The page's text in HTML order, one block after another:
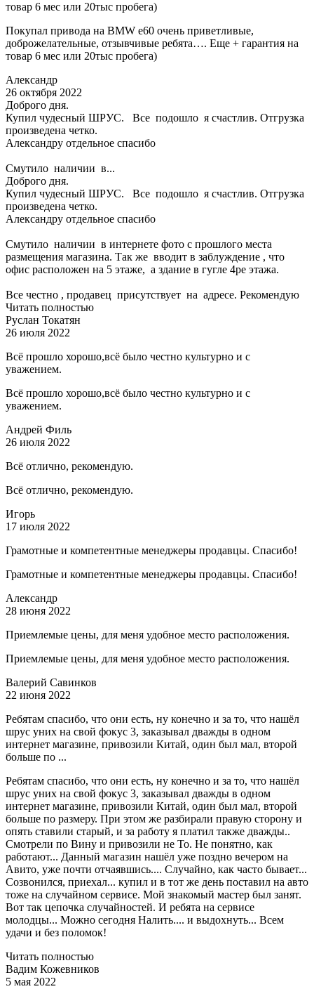
товар 6 мес или 20тыс пробега)
Покупал привода на BMW e60 очень приветливые,
доброжелательные, отзывчивые ребята…. Еще + гарантия на
товар 6 мес или 20тыс пробега)
Александр
26 октября 2022
Доброго дня.
Купил чудесный ШРУС. Все подошло я счастлив. Отгрузка
произведена четко.
Александру отдельное спасибо
Смутило наличии в...
Доброго дня.
Купил чудесный ШРУС. Все подошло я счастлив. Отгрузка
произведена четко.
Александру отдельное спасибо
Смутило наличии в интернете фото с прошлого места
размещения магазина. Так же вводит в заблуждение , что
офис расположен на 5 этаже, а здание в гугле 4ре этажа.
Все честно , продавец присутствует на адресе. Рекомендую
Читать полностью
Руслан Токатян
26 июля 2022
Всё прошло хорошо,всё было честно культурно и с
уважением.
Всё прошло хорошо,всё было честно культурно и с
уважением.
Андрей Филь
26 июля 2022
Всё отлично, рекомендую.
Всё отлично, рекомендую.
Игорь
17 июля 2022
Грамотные и компетентные менеджеры продавцы. Спасибо!
Грамотные и компетентные менеджеры продавцы. Спасибо!
Александр
28 июня 2022
Приемлемые цены, для меня удобное место расположения.
Приемлемые цены, для меня удобное место расположения.
Валерий Савинков
22 июня 2022
Ребятам спасибо, что они есть, ну конечно и за то, что нашёл
шрус уних на свой фокус 3, заказывал дважды в одном
интернет магазине, привозили Китай, один был мал, второй
больше по ...
Ребятам спасибо, что они есть, ну конечно и за то, что нашёл
шрус уних на свой фокус 3, заказывал дважды в одном
интернет магазине, привозили Китай, один был мал, второй
больше по размеру. При этом же разбирали правую сторону и
опять ставили старый, и за работу я платил также дважды..
Смотрели по Вину и привозили не То. Не понятно, как
работают... Данный магазин нашёл уже поздно вечером на
Авито, уже почти отчаявшись.... Случайно, как часто бывает...
Созвонился, приехал... купил и в тот же день поставил на авто
тоже на случайном сервисе. Мой знакомый мастер был занят.
Вот так цепочка случайностей. И ребята на сервисе
молодцы... Можно сегодня Налить.... и выдохнуть... Всем
удачи и без поломок!
Читать полностью
Вадим Кожевников
5 мая 2022